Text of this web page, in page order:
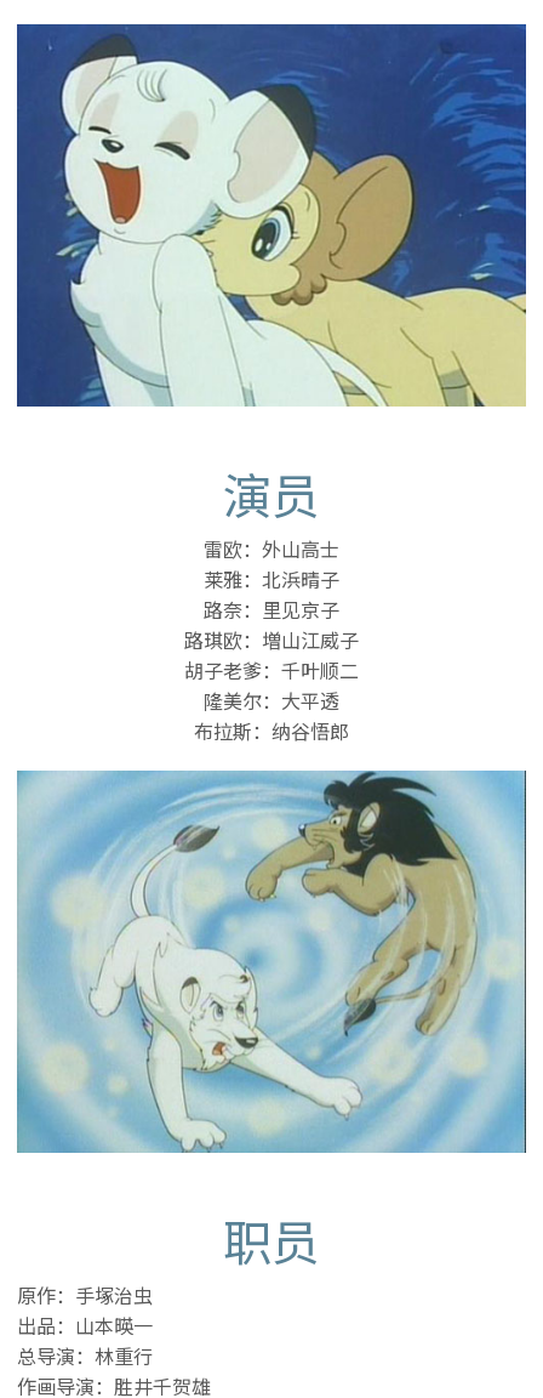
演员
雷欧：外山高士
莱雅：北浜晴子
路奈：里见京子
路琪欧：増山江威子
胡子老爹：千叶顺二
隆美尔：大平透
布拉斯：纳谷悟郎
职员
原作：手塚治虫
出品：山本暎一
总导演：林重行
作画导演：胜井千贺雄